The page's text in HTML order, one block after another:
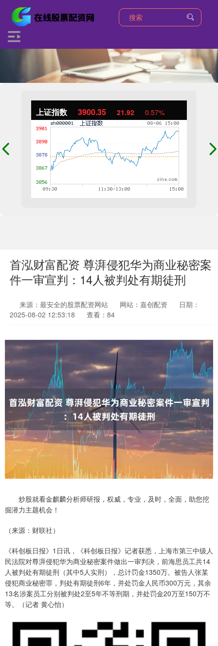
上证指数 3900.35 21.92 0.57%
首泓财富配资 尊湃侵犯华为商业秘密案
件一审宣判：14人被判处有期徒刑
来源：最安全的股票配资网站 网站：嘉创配资
日期：
2025-08-02 12:53:18
查看：84
炒股就看金麒麟分析师研报，权威，专业，及时，全面，助您挖
掘潜力主题机会！
（来源：财联社）
《科创板日报》1日讯，《科创板日报》记者获悉，上海市第三中级人
民法院对尊湃侵犯华为商业秘密案件做出一审判决，前海思员工共14
人被判处有期徒刑（其中5人实刑），总计罚金1350万。被告人张某
侵犯商业秘密罪，判处有期徒刑6年，并处罚金人民币300万元，其余
13名涉案员工分别被判处2至5年不等刑期，并处罚金20万至150万不
等。（记者 黄心怡）